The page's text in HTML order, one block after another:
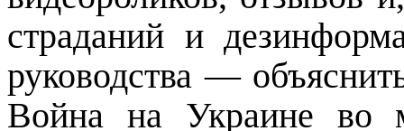
страданий и
руководства —
Война на Украине во